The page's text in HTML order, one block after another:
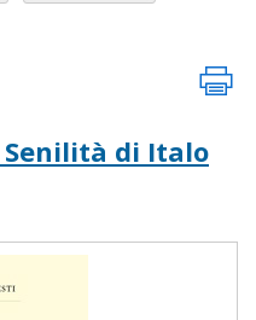
di Italo